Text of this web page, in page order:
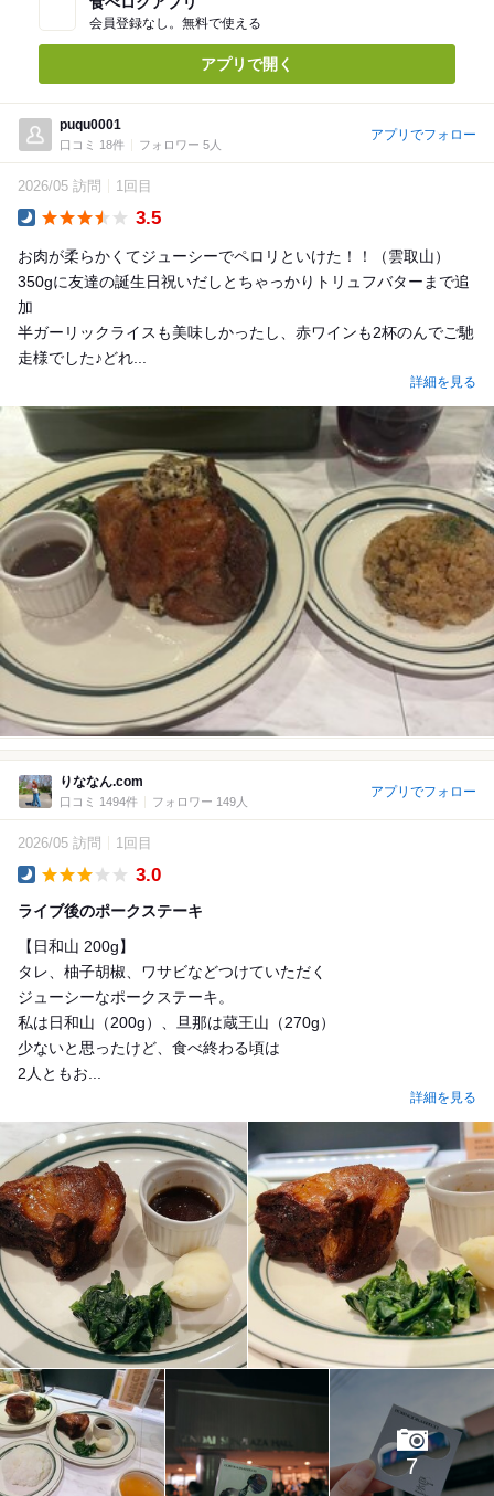
会員登録なし。無料で使える
アプリで開く
puqu0001
口コミ 18件 フォロワー 5人
アプリでフォロー
2026/05 訪問 1回目
3.5
お肉が柔らかくてジューシーでペロリといけた！！（雲取山）
350gに友達の誕生日祝いだしとちゃっかりトリュフバターまで追
加
半ガーリックライスも美味しかったし、赤ワインも2杯のんでご馳
走様でした♪どれ...
詳細を見る
りななん.com
口コミ 1494件 フォロワー 149人
アプリでフォロー
2026/05 訪問 1回目
3.0
ライブ後のポークステーキ
【日和山 200g】
タレ、柚子胡椒、ワサビなどつけていただく
ジューシーなポークステーキ。
私は日和山（200g）、旦那は蔵王山（270g）
少ないと思ったけど、食べ終わる頃は
2人ともお...
詳細を見る
7